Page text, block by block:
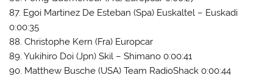
87. Egoi Martinez De Esteban (Spa) Euskaltel – Euskadi
0:00:35
88. Christophe Kern (Fra) Europcar
89. Yukihiro Doi (Jpn) Skil – Shimano 0:00:41
90. Matthew Busche (USA) Team RadioShack 0:00:44